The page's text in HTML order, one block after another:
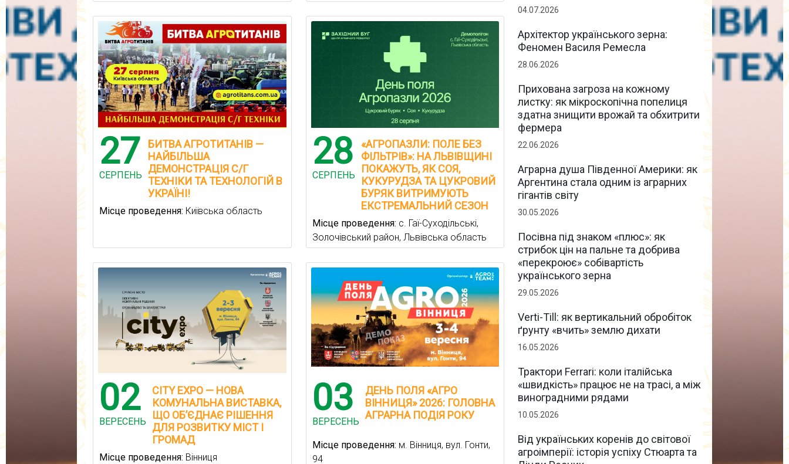
04.07.2026
Архітектор українського зерна:
Феномен Василя Ремесла
28.06.2026
Прихована загроза на кожному
листку: як мікроскопічна попелиця
здатна знищити врожай та обхитрити
фермера
22.06.2026
Аграрна душа Південної Америки: як
Аргентина стала одним із аграрних
гігантів світу
30.05.2026
Посівна під знаком «плюс»: як
стрибок цін на пальне та добрива
«перекроює» собівартість
українського зерна
29.05.2026
Verti-Till: як вертикальний обробіток
ґрунту «вчить» землю дихати
16.05.2026
Трактори Ferrari: коли італійська
«швидкість» працює не на трасі, а між
виноградними рядами
10.05.2026
Від українських коренів до світової
агроімперії: історія успіху Стюарта та
27
СЕРПЕНЬ
БИТВА АГРОТИТАНІВ —
НАЙБІЛЬША
ДЕМОНСТРАЦІЯ С/Г
ТЕХНІКИ ТА ТЕХНОЛОГІЙ В
УКРАЇНІ!
Місце проведення: Київська область
28
СЕРПЕНЬ
«АГРОПАЗЛИ: ПОЛЕ БЕЗ
ФІЛЬТРІВ»: НА ЛЬВІВЩИНІ
ПОКАЖУТЬ, ЯК СОЯ,
КУКУРУДЗА ТА ЦУКРОВИЙ
БУРЯК ВИТРИМУЮТЬ
ЕКСТРЕМАЛЬНИЙ СЕЗОН
Місце проведення: с. Гаї-Суходільські,
Золочівський район, Львівська область
02
ВЕРЕСЕНЬ
CITY EXPO — НОВА
КОМУНАЛЬНА ВИСТАВКА,
ЩО ОБ’ЄДНАЄ РІШЕННЯ
ДЛЯ РОЗВИТКУ МІСТ І
ГРОМАД
Місце проведення: Вінниця
03
ВЕРЕСЕНЬ
ДЕНЬ ПОЛЯ «АГРО
ВІННИЦЯ» 2026: ГОЛОВНА
АГРАРНА ПОДІЯ РОКУ
Місце проведення: м. Вінниця, вул. Гонти,
94